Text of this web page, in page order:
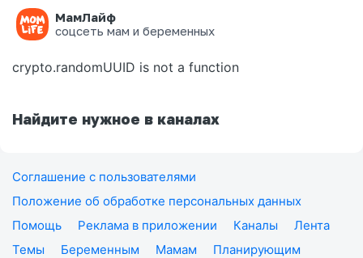
МамЛайф
соцсеть мам и беременных
Ошибка на странице
crypto.randomUUID is not a function
Найдите нужное в каналах
Соглашение с пользователями
Положение об обработке персональных данных
Помощь
Реклама в приложении Каналы
Лента
Темы
Беременным Мамам
Планирующим